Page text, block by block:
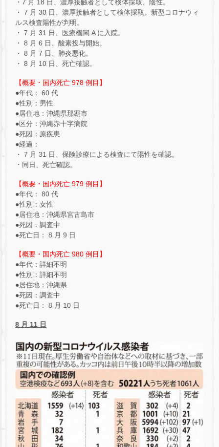
・7 月 18 日、濃厚接触者として検体採取、陰性。
・ 7 月 30 日、濃厚接触者として検体採取。新型コロナウィ
ルス検査陽性が判明。
・ 7 月 31 日、医療機関 A に入院。
・ 8 月 6 日、酸素投与開始。
・ 8 月 7 日、肺炎悪化。
・ 8 月 10 日、死亡確認。
【概要・国内死亡 978 例目】
●年代： 60 代
●性別：男性
●居住地：沖縄県那覇市
●区分：沖縄赤十字病院
●死因：原疾患
●経過：
・ 7 月 31 日、保険診療による検査にて陽性を確認。
・同日、死亡確認。
【概要・国内死亡 979 例目】
●年代： 80 代
●性別：女性
●居住地：沖縄県宮古島市
●死因：調査中
●死亡日： 8 月 9 日
【概要・国内死亡 980 例目】
●年代：詳細不明
●性別：詳細不明
●居住地：沖縄県
●死因：調査中
●死亡日： 8 月 10 日
8 月 11 日